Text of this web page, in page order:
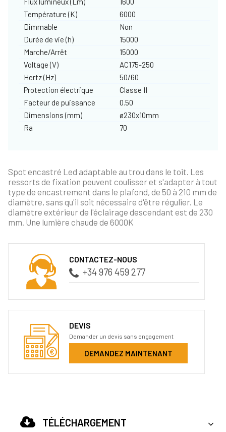
Température (K)
6000
Dimmable
Non
Durée de vie (h)
15000
Marche/Arrêt
15000
Voltage (V)
AC175-250
Hertz (Hz)
50/60
Protection électrique
Classe II
Facteur de puissance
0.50
Dimensions (mm)
ø230x10mm
Ra
70
Spot encastré Led adaptable au trou dans le toit. Les
ressorts de fixation peuvent coulisser et s'adapter à tout
type de encastrement dans le plafond, de 50 à 210 mm de
diamètre, sans qu'il soit nécessaire d'être régulier. Le
diamètre extérieur de l'éclairage descendant est de 230
mm. Une lumière chaude de 6000K
CONTACTEZ-NOUS
+34 976 459 277
DEVIS
Demander un devis sans engagement
DEMANDEZ MAINTENANT
TÉLÉCHARGEMENT